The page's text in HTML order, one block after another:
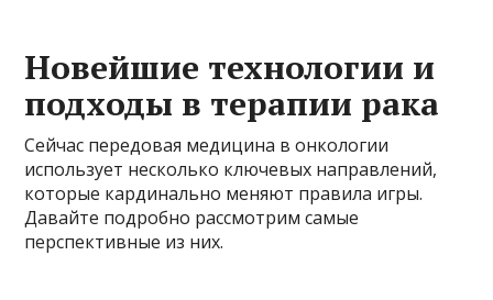
Новейшие технологии и
подходы в терапии рака
Сейчас передовая медицина в онкологии
использует несколько ключевых направлений,
которые кардинально меняют правила игры.
Давайте подробно рассмотрим самые
перспективные из них.